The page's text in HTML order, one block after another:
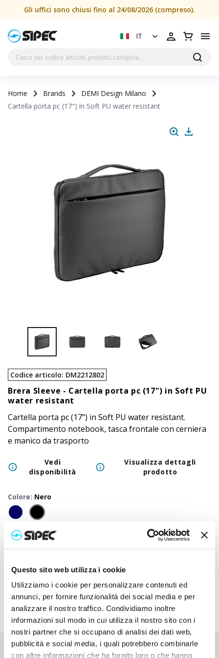
Questo sito web utilizza i cookie
Utilizziamo i cookie per personalizzare contenuti ed
annunci, per fornire funzionalità dei social media e per
analizzare il nostro traffico. Condividiamo inoltre
informazioni sul modo in cui utilizza il nostro sito con i
nostri partner che si occupano di analisi dei dati web,
pubblicità e social media, i quali potrebbero combinarle
con altre informazioni che ha fornito loro o che hanno
Gli uffici sono chiusi fino al 24/08/2026 (compreso).
IT
Home Brands
DEMI Design Milano
Cartella porta pc (17") in Soft PU water resistant
Codice articolo: DM2212802
Brera Sleeve - Cartella porta pc (17") in Soft PU
water resistant
Cartella porta pc (17") in Soft PU water resistant.
Compartimento notebook, tasca frontale con cerniera
e manico da trasporto
Vedi
disponibilità
Visualizza dettagli
prodotto
Colore: Nero
500+ 1000+ 2500
Prezzo
25,000€ 25,000€ 25,000€ 25,000€ 25,000€
Prezzo
stampato
28,023€ 27,870€ 27,727
Non hai trovato quello che stai cercando?